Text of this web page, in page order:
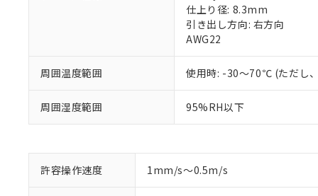
仕上り径: 8.3mm
引き出し方向: 右方向
AWG22
周囲温度範囲 使用時: -30～70℃ (ただし、
周囲湿度範囲 95%RH以下
許容操作速度 1mm/s～0.5m/s